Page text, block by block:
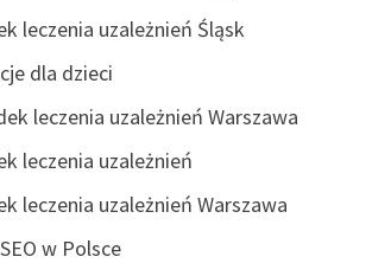
leczenia uzależnień Śląsk
dla dzieci
leczenia uzależnień Warszawa
leczenia uzależnień
leczenia uzależnień Warszawa
w Polsce